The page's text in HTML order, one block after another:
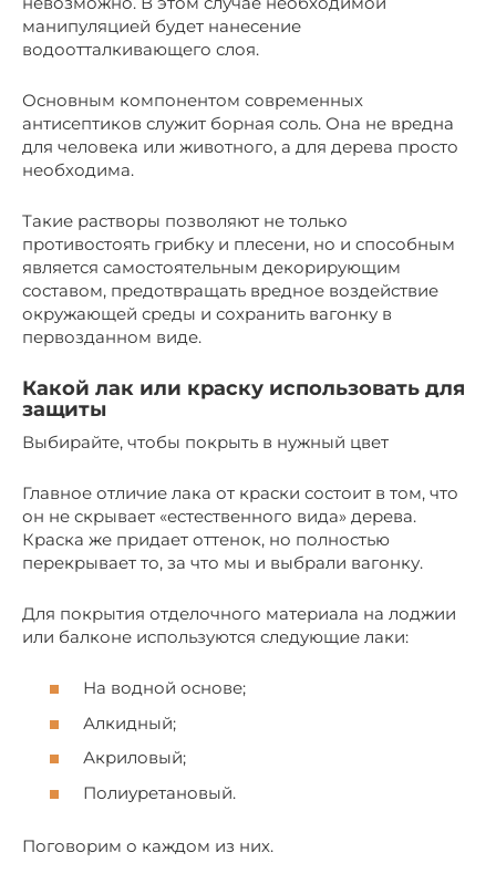
манипуляцией будет нанесение
водоотталкивающего слоя.
Основным компонентом современных
антисептиков служит борная соль. Она не вредна
для человека или животного, а для дерева просто
необходима.
Такие растворы позволяют не только
противостоять грибку и плесени, но и способным
является самостоятельным декорирующим
составом, предотвращать вредное воздействие
окружающей среды и сохранить вагонку в
первозданном виде.
Какой лак или краску использовать для
защиты
Выбирайте, чтобы покрыть в нужный цвет
Главное отличие лака от краски состоит в том, что
он не скрывает «естественного вида» дерева.
Краска же придает оттенок, но полностью
перекрывает то, за что мы и выбрали вагонку.
Для покрытия отделочного материала на лоджии
или балконе используются следующие лаки:
На водной основе;
Алкидный;
Акриловый;
Полиуретановый.
Поговорим о каждом из них.